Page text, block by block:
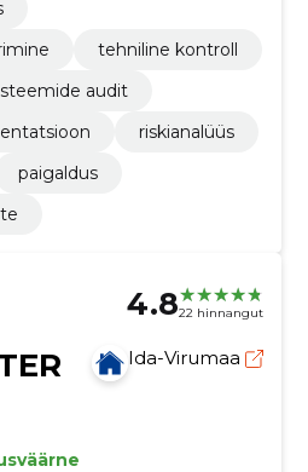
tehniline kontroll
audit
riskianalüüs
paigaldus
4.822 hinnangut
Ida-Virumaa